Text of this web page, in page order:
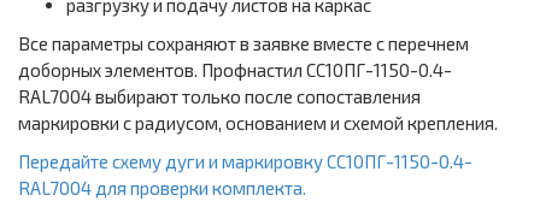
разгрузку и подачу листов на каркас
Все параметры сохраняют в заявке вместе с перечнем
доборных элементов. Профнастил СС10ПГ-1150-0.4-
RAL7004 выбирают только после сопоставления
маркировки с радиусом, основанием и схемой крепления.
Передайте схему дуги и маркировку СС10ПГ-1150-0.4-
RAL7004 для проверки комплекта.